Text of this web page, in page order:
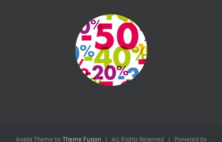
Avada Theme byTheme Fusion| All Rights Reserved | Powered by